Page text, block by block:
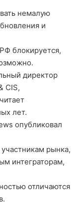
немалую
и
блокируется,
директор
CIS,
лет.
опубликовал
рынка,
интеграторам,
отличаются